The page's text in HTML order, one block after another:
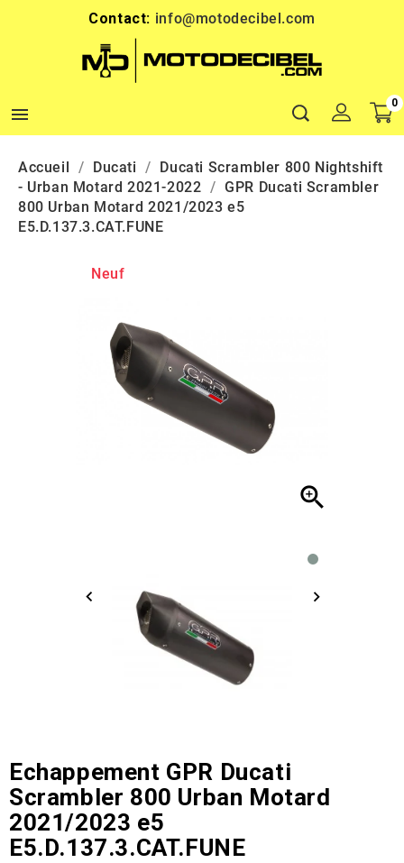
Contact: info@motodecibel.com

0
Accueil Ducati
Ducati Scrambler 800 Nightshift
- Urban Motard 2021-2022
GPR Ducati Scrambler
800 Urban Motard 2021/2023 e5
E5.D.137.3.CAT.FUNE
Neuf

Echappement GPR Ducati
Scrambler 800 Urban Motard
2021/2023 e5
E5.D.137.3.CAT.FUNE